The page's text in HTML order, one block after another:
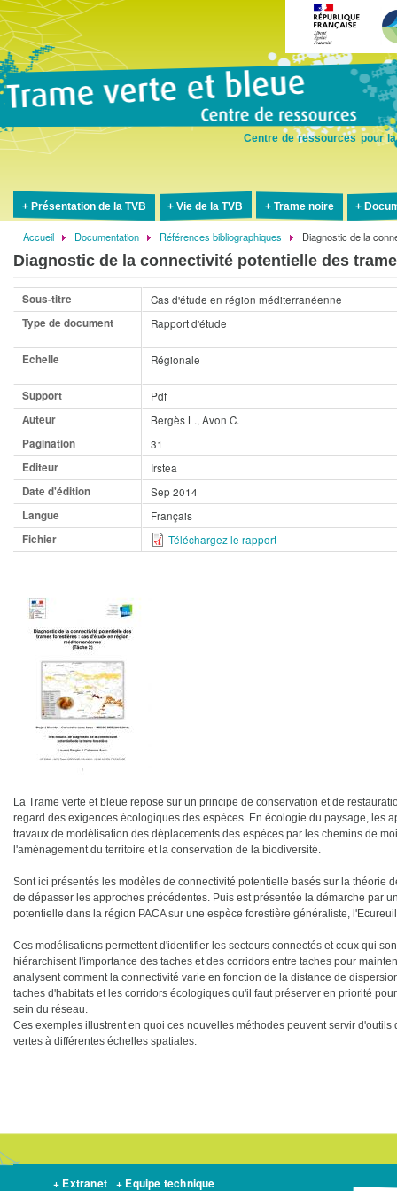
Centre de ressources pour
Présentation de la TVB Vie de la TVB Trame noire
Fil
d'Ariane
Accueil Documentation Références bibliographiques Diagnostic de la
Diagnostic de la connectivité potentielle des
Sous-titre
Cas d'étude en région méditerranéenne
Type de document
Rapport d'étude
Echelle Régionale
Support
Pdf
Auteur
Bergès L., Avon C.
Pagination
31
Editeur
Irstea
Date d'édition
Sep 2014
Langue
Français
Fichier
Téléchargez le rapport
La Trame verte et bleue repose sur un principe de conservation et de
regard des exigences écologiques des espèces. En écologie du paysage, les
travaux de modélisation des déplacements des espèces par les chemins de
l'aménagement du territoire et la conservation de la biodiversité.
Sont ici présentés les modèles de connectivité potentielle basés sur la théorie
de dépasser les approches précédentes. Puis est présentée la démarche par
potentielle dans la région PACA sur une espèce forestière généraliste,
Ces modélisations permettent d'identifier les secteurs connectés et ceux qui
hiérarchisent l'importance des taches et des corridors entre taches pour
analysent comment la connectivité varie en fonction de la distance de
taches d'habitats et les corridors écologiques qu'il faut préserver en priorité
sein du réseau.
Ces exemples illustrent en quoi ces nouvelles méthodes peuvent servir
vertes à différentes échelles spatiales.
+ Extranet + Equipe technique